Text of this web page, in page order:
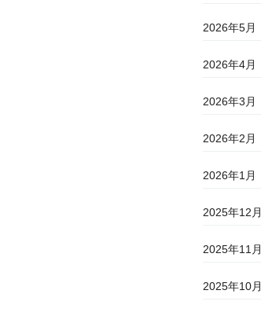
2026年5月
2026年4月
2026年3月
2026年2月
2026年1月
2025年12月
2025年11月
2025年10月